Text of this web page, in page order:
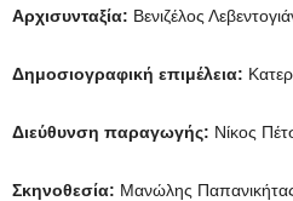
Αρχισυνταξία: Βενιζέλος
Δημοσιογραφική επιμέλεια:
Διεύθυνση παραγωγής: Νίκος
Σκηνοθεσία: Μανώλης